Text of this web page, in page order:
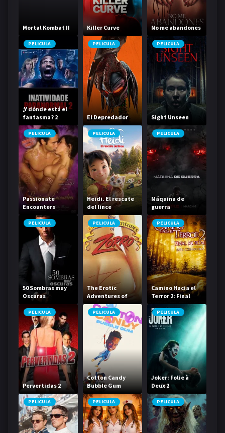
Mortal Kombat II Killer Curve No me abandones
PELICULA
¿Y dónde está el
fantasma? 2
PELICULA
El Depredador
PELICULA
Sight Unseen
PELICULA
Passionate
Encounters
PELICULA
Heidi. El rescate
del lince
PELICULA
Máquina de
guerra
PELICULA
50 Sombras muy
Oscuras
PELICULA
The Erotic
Adventures of
Zorro
PELICULA
Camino Hacia el
Terror 2: Final
mortal
PELICULA
Pervertidas 2
PELICULA
Cotton Candy
Bubble Gum
PELICULA
Joker: Folie à
Deux 2
PELICULA PELICULA PELICULA